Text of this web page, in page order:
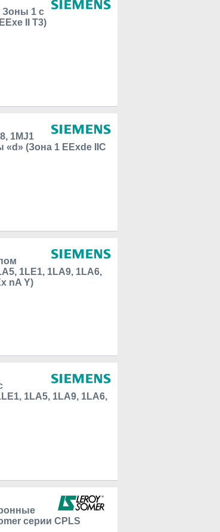
Зоны 1 с
II Т3)
1MJ1
(Зона 1 EExde IIC
1LE1, 1LA9, 1LA6,
nA Y)
1LA5, 1LA9, 1LA6,
серии CPLS